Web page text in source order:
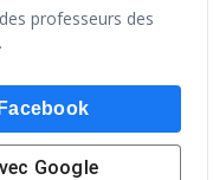
professeurs des
Facebook
Google